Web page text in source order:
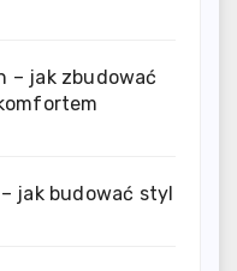
– jak zbudować
jak budować styl